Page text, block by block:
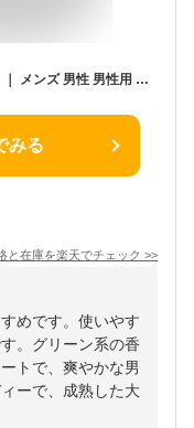
ジバンシイ ウルトラマリン EDT SP 100ml ｜ メンズ 男性 男性用 ジバンシー 結婚祝い 誕生日 内祝い お返し 贈り物 プレゼント ギフト 香水 香り フレグランス オードトワレ スパイス マリン ウッディ ウッディー ベルガモット ローズ バラ カルダモン
みる
と在庫を楽天でチェック >>
めです。使いやす
。グリーン系の香
トで、爽やかな男
ーで、成熟した大